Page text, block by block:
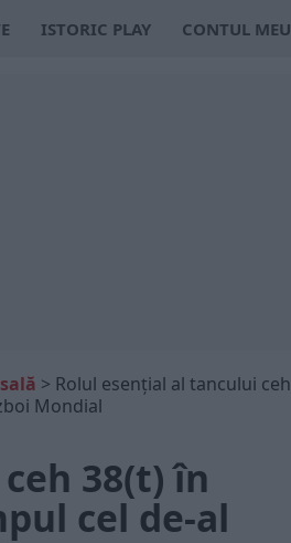
ISTORIC PLAY CONTUL MEU
> Rolul esențial al tancului ceh
Mondial
38(t) în
cel de-al